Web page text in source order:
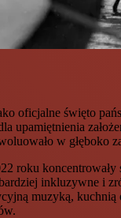
oficjalne święto
upamiętnienia
w głęboko
roku koncentrowały
inkluzywne i
muzyką,